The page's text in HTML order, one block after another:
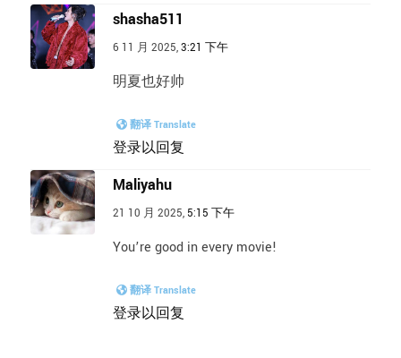
shasha511
6 11 月 2025,3:21 下午
明夏也好帅
翻译 Translate
登录以回复
Maliyahu
21 10 月 2025, 5:15 下午
You’re good in every movie!
翻译 Translate
登录以回复